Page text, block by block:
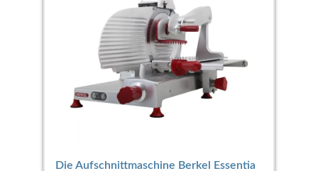
Die Aufschnittmaschine Berkel Essentia